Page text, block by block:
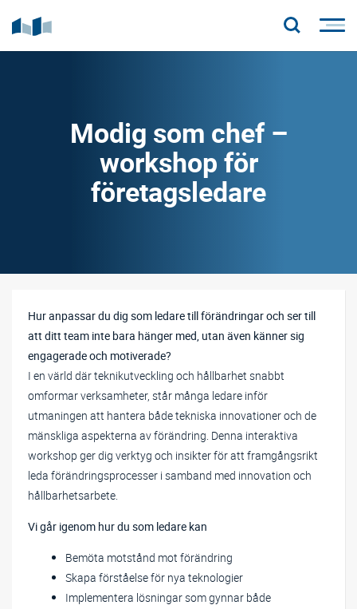
Modig som chef –
workshop för
företagsledare
Hur anpassar du dig som ledare till förändringar och ser till
att ditt team inte bara hänger med, utan även känner sig
engagerade och motiverade?
I en värld där teknikutveckling och hållbarhet snabbt
omformar verksamheter, står många ledare inför
utmaningen att hantera både tekniska innovationer och de
mänskliga aspekterna av förändring. Denna interaktiva
workshop ger dig verktyg och insikter för att framgångsrikt
leda förändringsprocesser i samband med innovation och
hållbarhetsarbete.
Vi går igenom hur du som ledare kan
Bemöta motstånd mot förändring
Skapa förståelse för nya teknologier
Implementera lösningar som gynnar både